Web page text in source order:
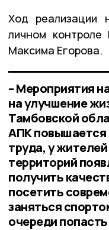
Ход реализации
личном контроле
Максима Егорова.
– Мероприятия
на улучшение
Тамбовской
АПК повышается
труда, у
территорий
получить
посетить
заняться
очереди